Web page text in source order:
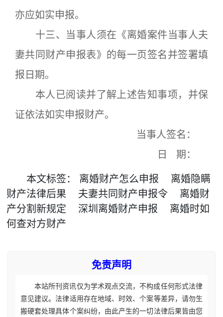
亦应如实申报。
十三、当事人须在《离婚案件当事人夫
妻共同财产申报表》的每一页签名并签署填
报日期。
本人已阅读并了解上述告知事项，并保
证依法如实申报财产。
当事人签名：
日 期：
本文标签： 离婚财产怎么申报
离婚隐瞒
财产法律后果
夫妻共同财产申报令
离婚财
产分割新规定
深圳离婚财产申报
离婚时如
何查对方财产
免责声明
本站所刊资讯仅为学术观点交流，不构成任何形式法律
意见建议。法律适用存在地域、时效、个案等差异，请勿生
搬硬套处理具体个案纠纷，由此产生的一切法律后果皆由您